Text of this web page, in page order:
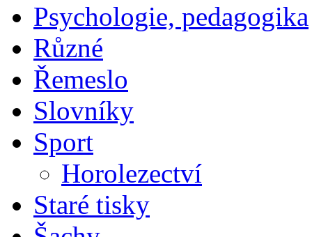
Psychologie, pedagogika
Různé
Řemeslo
Slovníky
Sport
Horolezectví
Staré tisky